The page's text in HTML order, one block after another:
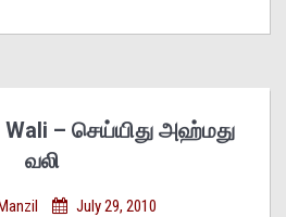
Wali – செய்யிது அஹ்மது
வலி
July 29, 2010